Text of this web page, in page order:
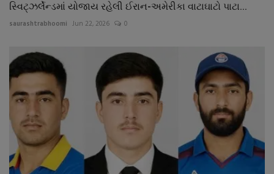
સ્વિટ્ઝર્લેન્ડમાં યોજાય રહેલી ઈરાન-અમેરીકા વાટાઘાટો પાટા...
saurashtrabhoomi Jun 22, 2026 0